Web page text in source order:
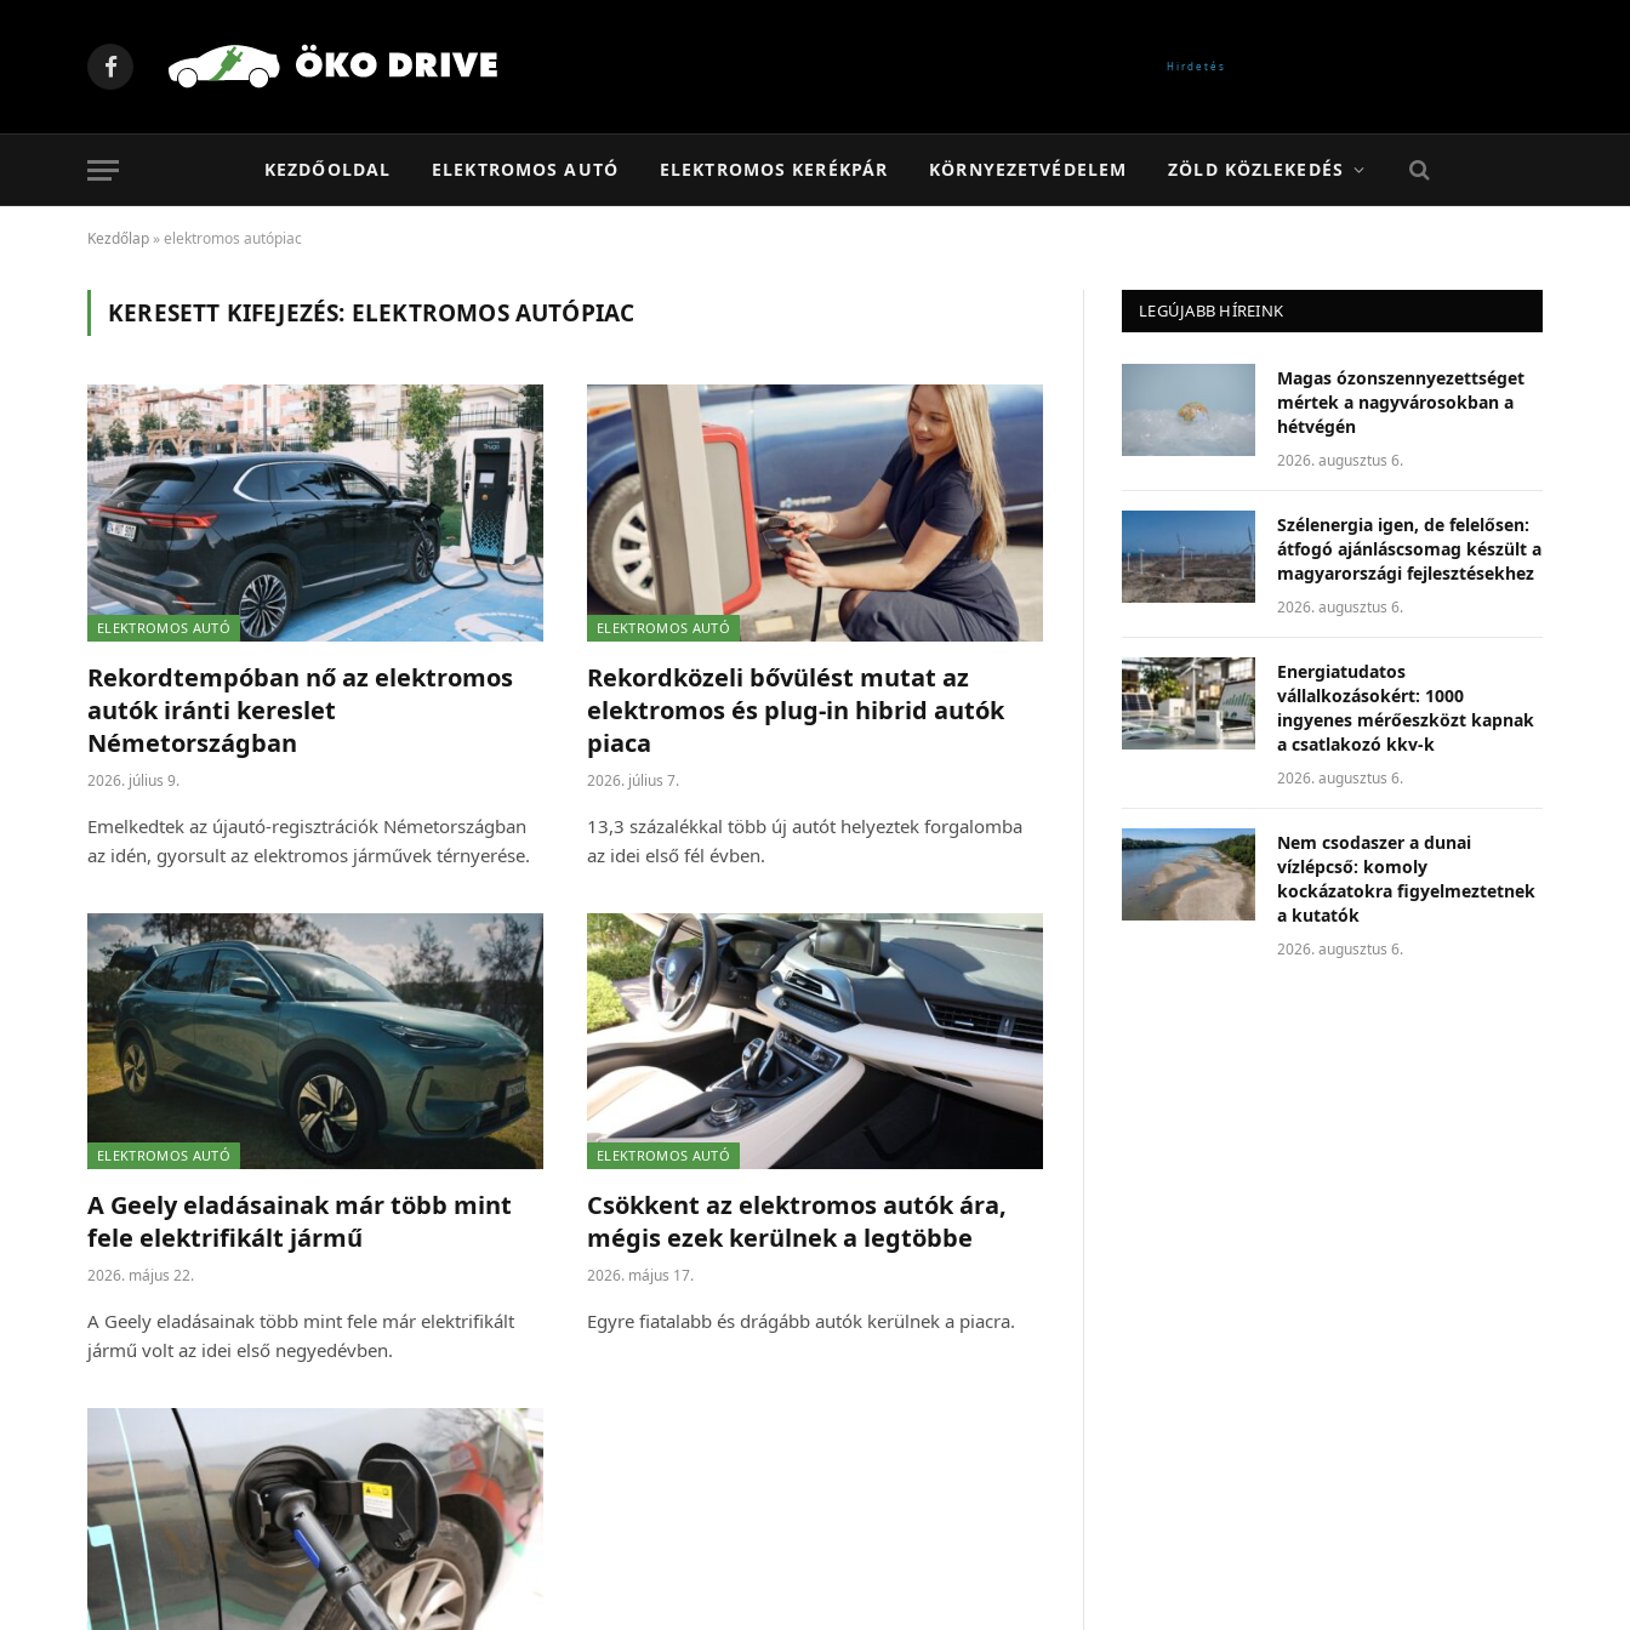
Facebook
KEZDŐOLDAL ELEKTROMOS AUTÓ ELEKTROMOS KERÉKPÁR KÖRNYEZETVÉDELEM ZÖLD KÖZLEKEDÉS
Kezdőlap »elektromos autópiac
KERESETT KIFEJEZÉS: ELEKTROMOS AUTÓPIAC
ELEKTROMOS AUTÓ
Rekordtempóban nő az elektromos
autók iránti kereslet
Németországban
2026. július 9.
Emelkedtek az újautó-regisztrációk Németországban
az idén, gyorsult az elektromos járművek térnyerése.
ELEKTROMOS AUTÓ
Rekordközeli bővülést mutat az
elektromos és plug-in hibrid autók
piaca
2026. július 7.
13,3 százalékkal több új autót helyeztek forgalomba
az idei első fél évben.
ELEKTROMOS AUTÓ
A Geely eladásainak már több mint
fele elektrifikált jármű
2026. május 22.
A Geely eladásainak több mint fele már elektrifikált
jármű volt az idei első negyedévben.
ELEKTROMOS AUTÓ
Csökkent az elektromos autók ára,
mégis ezek kerülnek a legtöbbe
2026. május 17.
Egyre fiatalabb és drágább autók kerülnek a piacra.
LEGÚJABB HÍREINK
Magas ózonszennyezettséget
mértek a nagyvárosokban a
hétvégén
2026. augusztus 6.
Szélenergia igen, de felelősen:
átfogó ajánláscsomag készült a
magyarországi fejlesztésekhez
2026. augusztus 6.
Energiatudatos
vállalkozásokért: 1000
ingyenes mérőeszközt kapnak
a csatlakozó kkv-k
2026. augusztus 6.
Nem csodaszer a dunai
vízlépcső: komoly
kockázatokra figyelmeztetnek
a kutatók
2026. augusztus 6.